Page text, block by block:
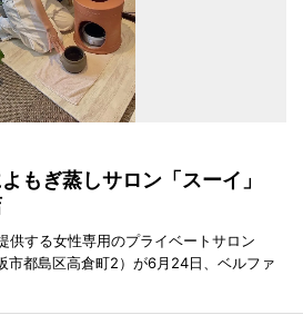
もぎ蒸しサロン「スーイ」
供する女性専用のプライベートサロン
市都島区高倉町2）が6月24日、ベルファ